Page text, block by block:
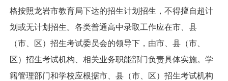
格按照龙岩市教育局下达的招生计划招生，不得擅自超计
划或无计划招生。各类普通高中录取工作应在市、县
（市、区）招生考试委员会的领导下，由市、县（市、
区）招生考试机构、相关业务职能部门负责具体实施。学
籍管理部门和学校应根据市、县（市、区）招生考试机构